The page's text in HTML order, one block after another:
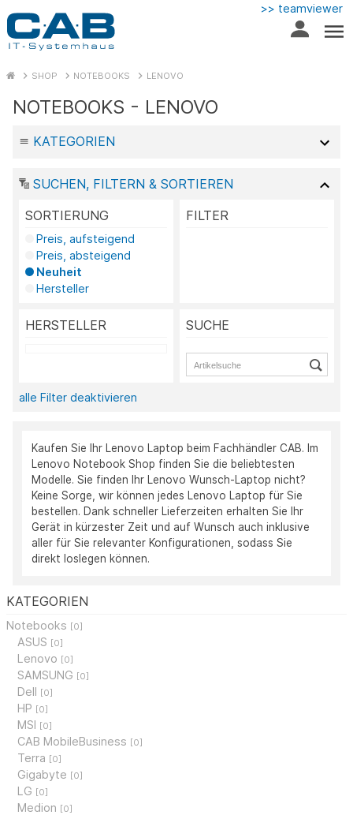
>> teamviewer
SHOP NOTEBOOKS LENOVO
KATEGORIEN
Notebooks [0]
ASUS [0]
Lenovo [0]
SAMSUNG [0]
Dell [0]
HP [0]
MSI [0]
CAB MobileBusiness [0]
Terra [0]
Gigabyte [0]
LG [0]
Medion [0]
NOTEBOOKS - LENOVO
KATEGORIEN
SUCHEN, FILTERN & SORTIEREN
SORTIERUNG
Preis, aufsteigend
Preis, absteigend
Neuheit
Hersteller
FILTER
HERSTELLER SUCHE
alle Filter deaktivieren
Kaufen Sie Ihr Lenovo Laptop beim Fachhändler CAB. Im
Lenovo Notebook Shop finden Sie die beliebtesten
Modelle. Sie finden Ihr Lenovo Wunsch-Laptop nicht?
Keine Sorge, wir können jedes Lenovo Laptop für Sie
bestellen. Dank schneller Lieferzeiten erhalten Sie Ihr
Gerät in kürzester Zeit und auf Wunsch auch inklusive
aller für Sie relevanter Konfigurationen, sodass Sie
direkt loslegen können.